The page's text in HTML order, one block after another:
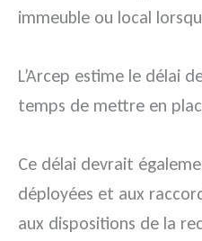
immeuble ou local
L’Arcep estime le délai
temps de mettre en
Ce délai devrait
déployées et aux
aux dispositions de la